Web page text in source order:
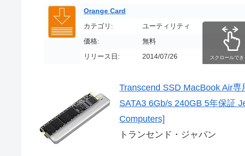
Orange Card
カテゴリ:
ユーティリティ
価格:
無料
リリース日:
2014/07/26 スクロールでき
Transcend SSD MacBook Air専
SATA3 6Gb/s 240GB 5年保証
Computers]
トランセンド・ジャパン